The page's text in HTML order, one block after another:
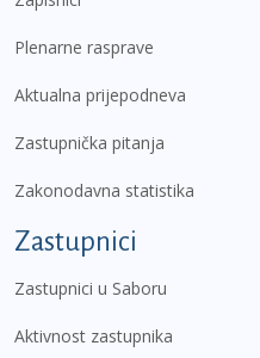
Plenarne rasprave
Aktualna prijepodneva
Zastupnička pitanja
Zakonodavna statistika
Zastupnici
Zastupnici u Saboru
Aktivnost zastupnika